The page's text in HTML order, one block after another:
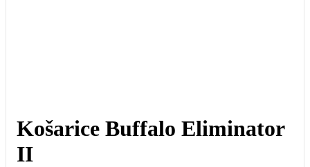
Košarice Buffalo Eliminator
II